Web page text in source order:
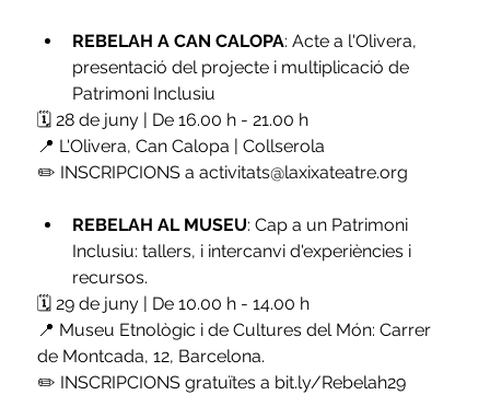
REBELAH A CAN CALOPA: Acte a l'Olivera,
presentació del projecte i multiplicació de
Patrimoni Inclusiu
🗓 28 de juny | De 16.00 h - 21.00 h
📍 L'Olivera, Can Calopa | Collserola
✏️ INSCRIPCIONS a activitats@laxixateatre.org
REBELAH AL MUSEU: Cap a un Patrimoni
Inclusiu: tallers, i intercanvi d'experiències i
recursos.
🗓 29 de juny | De 10.00 h - 14.00 h
📍 Museu Etnològic i de Cultures del Món: Carrer
de Montcada, 12, Barcelona.
✏️ INSCRIPCIONS gratuïtes a bit.ly/Rebelah29